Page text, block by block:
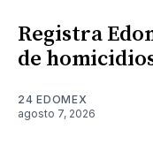
Registra
de
24 EDOMEX
agosto 7, 2026